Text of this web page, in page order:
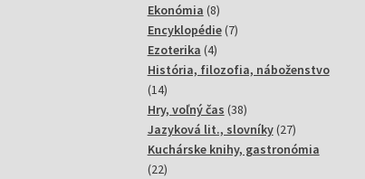
produktov
Ekonómia 88
produktov
Encyklopédie 77
Ezoterika 44
produkty
História, filozofia, náboženstvo
1414
produktov
Hry, voľný čas 3838
produktov
Jazyková lit., slovníky 2727
produktov
Kuchárske knihy, gastronómia
2222